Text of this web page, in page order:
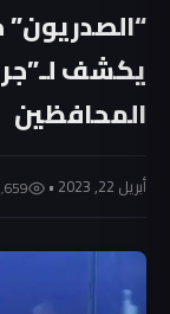
يكشف
المحافظين
أبريل 22, 2023 • 2٬659